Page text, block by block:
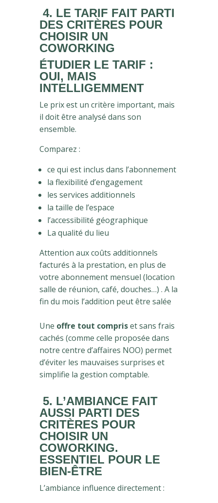
4. LE TARIF FAIT PARTI
DES CRITÈRES POUR
CHOISIR UN
COWORKING
ÉTUDIER LE TARIF :
OUI, MAIS
INTELLIGEMMENT
Le prix est un critère important, mais
il doit être analysé dans son
ensemble.
Comparez :
ce qui est inclus dans l’abonnement
la flexibilité d’engagement
les services additionnels
la taille de l’espace
l’accessibilité géographique
La qualité du lieu
Attention aux coûts additionnels
facturés à la prestation, en plus de
votre abonnement mensuel (location
salle de réunion, café, douches…) . A la
fin du mois l’addition peut être salée
Une offre tout compriset sans frais
cachés (comme celle proposée dans
notre centre d’affaires NOO) permet
d’éviter les mauvaises surprises et
simplifie la gestion comptable.
5. L’AMBIANCE FAIT
AUSSI PARTI DES
CRITÈRES POUR
CHOISIR UN
COWORKING.
ESSENTIEL POUR LE
BIEN-ÊTRE
L’ambiance influence directement :